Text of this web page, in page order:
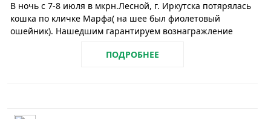
В ночь с 7-8 июля в мкрн.Лесной, г. Иркутска потярялась
кошка по кличке Марфа( на шее был фиолетовый
ошейник). Нашедшим гарантируем вознагражление
ПОДРОБНЕЕ